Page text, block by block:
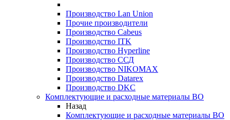
Производство Lan Union
Прочие производители
Производство Cabeus
Производство ITK
Производство Hyperline
Производство ССД
Производство NIKOMAX
Производство Datarex
Производство DKC
Комплектующие и расходные материалы ВО
Назад
Комплектующие и расходные материалы ВО